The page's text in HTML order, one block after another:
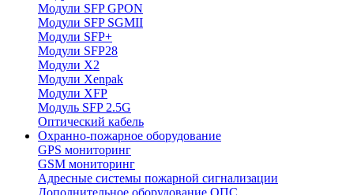
Модули SFP GPON
Модули SFP SGMII
Модули SFP+
Модули SFP28
Модули X2
Модули Xenpak
Модули XFP
Модуль SFP 2.5G
Оптический кабель
Охранно-пожарное оборудование
GPS мониторинг
GSM мониторинг
Адресные системы пожарной сигнализации
Дополнительное оборудование ОПС